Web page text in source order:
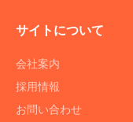
サイトについて
会社案内
採用情報
お問い合わせ